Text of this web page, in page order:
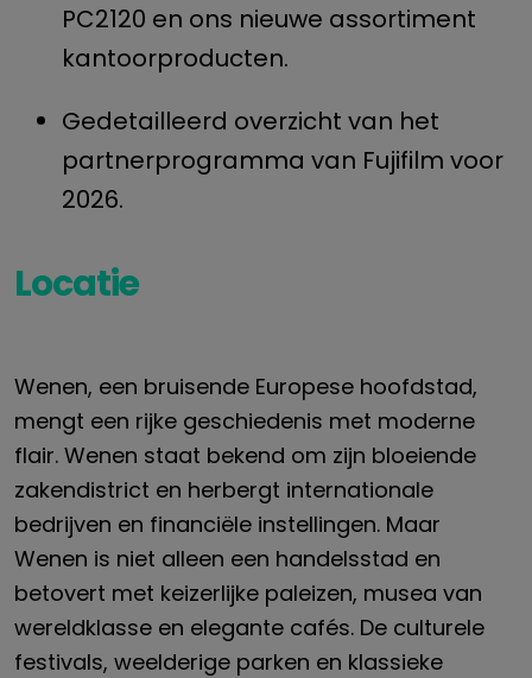
PC2120 en ons nieuwe assortiment
kantoorproducten.
Gedetailleerd overzicht van het
partnerprogramma van Fujifilm voor
2026.
Locatie
Wenen, een bruisende Europese hoofdstad,
mengt een rijke geschiedenis met moderne
flair. Wenen staat bekend om zijn bloeiende
zakendistrict en herbergt internationale
bedrijven en financiële instellingen. Maar
Wenen is niet alleen een handelsstad en
betovert met keizerlijke paleizen, musea van
wereldklasse en elegante cafés. De culturele
festivals, weelderige parken en klassieke